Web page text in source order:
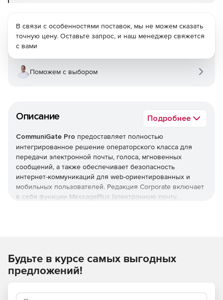
Описание Подробнее
CommuniGate Pro предоставляет полностью
интегрированное решение операторского класса для
передачи электронной почты, голоса, мгновенных
сообщений, а также обеспечивает безопасность
интернет-коммуникаций для web-ориентированных и
мобильных пользователей. Редакция Corporate включает
в себя функции MessagePlus (электронную почту,
CommuniGate Pro Corporate = MessagePlus + IM
Почта
В связи с особенностями поставок, мы не можем сказать
точную цену. Оставьте запрос, и наш менеджер свяжется
с вами
Поможем с выбором
Будьте в курсе самых выгодных
предложений!